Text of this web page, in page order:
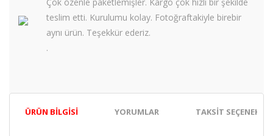
teslim etti. Kurulumu kolay. Fotoğraftakiyle birebir
aynı ürün. Teşekkür ederiz.
.
ÜRÜN BILGISI YORUMLAR TAKSIT